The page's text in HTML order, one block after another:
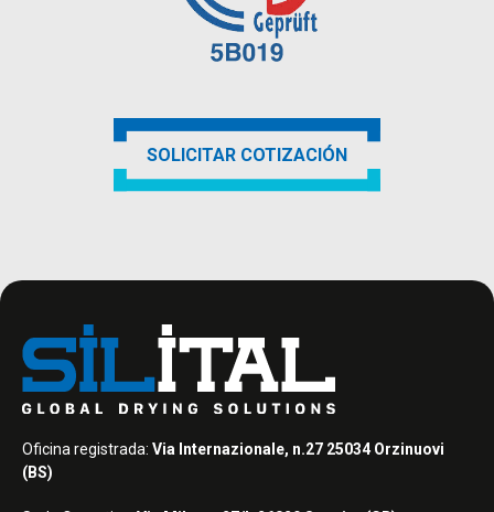
SOLICITAR COTIZACIÓN
Oficina registrada: Via Internazionale, n.27 25034 Orzinuovi
(BS)